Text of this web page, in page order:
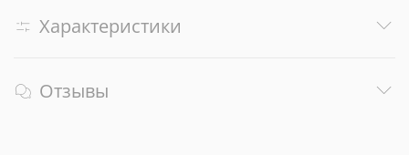
Характеристики
Отзывы